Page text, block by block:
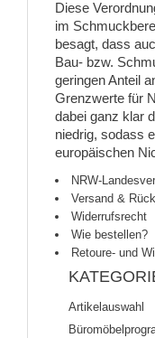
Diese
im
besagt, dass
Bau- bzw.
geringen Anteil
Grenzwerte für
dabei ganz klar
niedrig, sodass
europäischen
NRW-
Versand &
Widerrufsrecht
Wie bestellen?
Retoure- und
Artikelauswahl